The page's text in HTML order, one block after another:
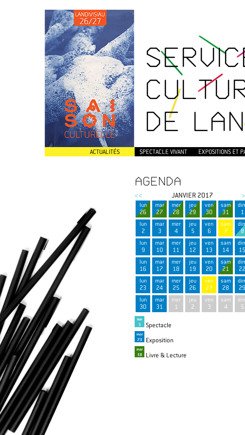
DE
ACTUALITÉS SPECTACLE VIVANT EXPOSITIONS ET
AGENDA
<< JANVIER 2017
lun
26
mar
27
mer
28
jeu
29
ven
30
sam
31 1
lun
2
mar
3
mer
4
jeu
5
ven
6
sam
7 8
lun
9
mar
10
mer
11
jeu
12
ven
13
sam
14 15
lun
16
mar
17
mer
18
jeu
19
ven
20
sam
21 22
lun
23
mar
24
mer
25
jeu
26
ven
27
sam
28 29
lun
30
mar
31
mer
1
jeu
2
ven
3
sam
4 5
Spectacle
Exposition
Livre & Lecture